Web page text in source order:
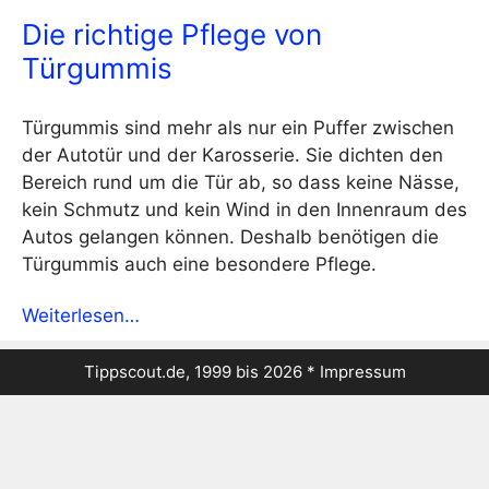
Die richtige Pflege von
Türgummis
Türgummis sind mehr als nur ein Puffer zwischen
der Autotür und der Karosserie. Sie dichten den
Bereich rund um die Tür ab, so dass keine Nässe,
kein Schmutz und kein Wind in den Innenraum des
Autos gelangen können. Deshalb benötigen die
Türgummis auch eine besondere Pflege.
Weiterlesen…
Tippscout.de, 1999 bis 2026 * Impressum